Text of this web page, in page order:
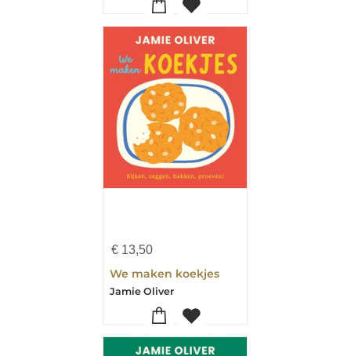
€ 13,50
We maken koekjes
Jamie Oliver